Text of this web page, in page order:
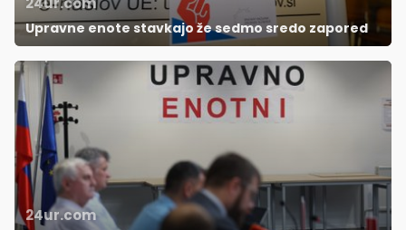
Upravne enote stavkajo že sedmo sredo zapored
24ur.com